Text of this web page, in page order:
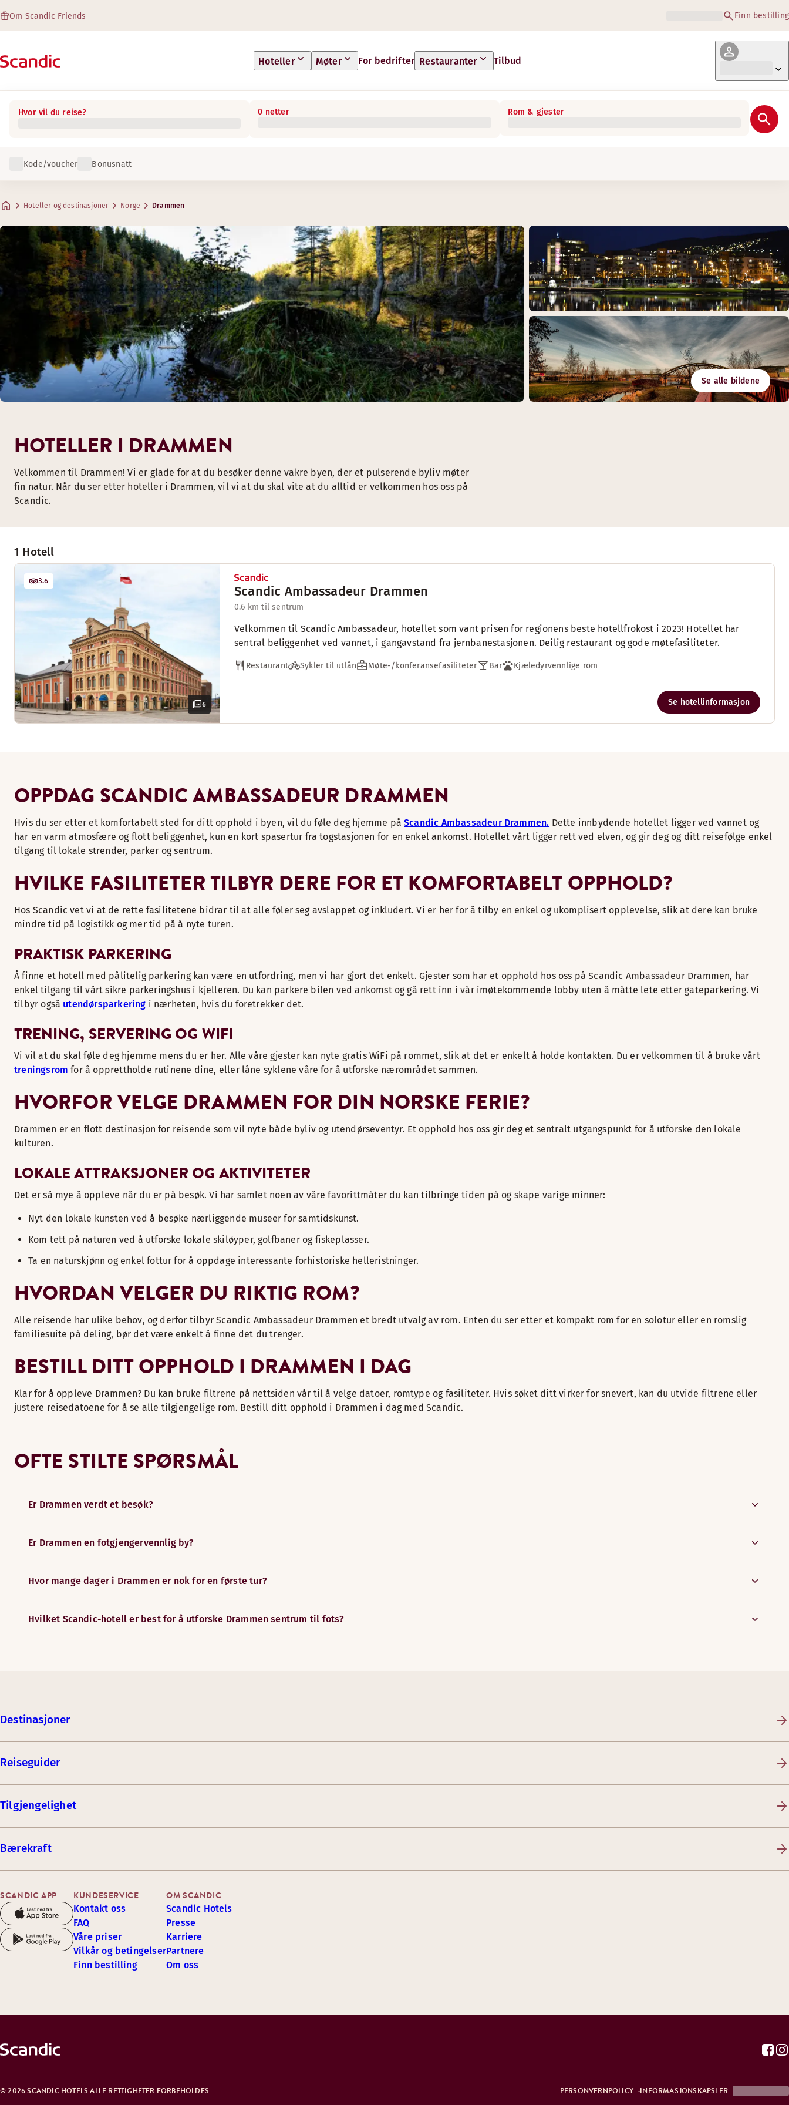
Om Scandic Friends Finn bestilling
Hoteller Møter For bedrifter Restauranter Tilbud
Hvor vil du reise? 0 netter Rom & gjester
Kode/voucher Bonusnatt
Hoteller og destinasjoner Norge Drammen
Se alle bildene
1 Hotell
6
3.6
Scandic Ambassadeur Drammen
0.6 km til sentrum
Velkommen til Scandic Ambassadeur, hotellet som vant prisen for regionens beste hotellfrokost i 2023! Hotellet har
sentral beliggenhet ved vannet, i gangavstand fra jernbanestasjonen. Deilig restaurant og gode møtefasiliteter.
Restaurant Sykler til utlån Møte-/konferansefasiliteter Bar Kjæledyrvennlige rom
Se hotellinformasjon
OPPDAG SCANDIC AMBASSADEUR DRAMMEN
Hvis du ser etter et komfortabelt sted for ditt opphold i byen, vil du føle deg hjemme påScandic Ambassadeur Drammen. Dette innbydende hotellet ligger ved vannet og
har en varm atmosfære og flott beliggenhet, kun en kort spasertur fra togstasjonen for en enkel ankomst. Hotellet vårt ligger rett ved elven, og gir deg og ditt reisefølge enkel
tilgang til lokale strender, parker og sentrum.
HVILKE FASILITETER TILBYR DERE FOR ET KOMFORTABELT OPPHOLD?
Hos Scandic vet vi at de rette fasilitetene bidrar til at alle føler seg avslappet og inkludert. Vi er her for å tilby en enkel og ukomplisert opplevelse, slik at dere kan bruke
mindre tid på logistikk og mer tid på å nyte turen.
PRAKTISK PARKERING
Å finne et hotell med pålitelig parkering kan være en utfordring, men vi har gjort det enkelt. Gjester som har et opphold hos oss på Scandic Ambassadeur Drammen, har
enkel tilgang til vårt sikre parkeringshus i kjelleren. Du kan parkere bilen ved ankomst og gå rett inn i vår imøtekommende lobby uten å måtte lete etter gateparkering. Vi
tilbyr også utendørsparkering i nærheten, hvis du foretrekker det.
TRENING, SERVERING OG WIFI
Vi vil at du skal føle deg hjemme mens du er her. Alle våre gjester kan nyte gratis WiFi på rommet, slik at det er enkelt å holde kontakten. Du er velkommen til å bruke vårt
treningsrom for å opprettholde rutinene dine, eller låne syklene våre for å utforske nærområdet sammen.
HVORFOR VELGE DRAMMEN FOR DIN NORSKE FERIE?
Drammen er en flott destinasjon for reisende som vil nyte både byliv og utendørseventyr. Et opphold hos oss gir deg et sentralt utgangspunkt for å utforske den lokale
kulturen.
LOKALE ATTRAKSJONER OG AKTIVITETER
Det er så mye å oppleve når du er på besøk. Vi har samlet noen av våre favorittmåter du kan tilbringe tiden på og skape varige minner:
Nyt den lokale kunsten ved å besøke nærliggende museer for samtidskunst.
Kom tett på naturen ved å utforske lokale skiløyper, golfbaner og fiskeplasser.
Ta en naturskjønn og enkel fottur for å oppdage interessante forhistoriske helleristninger.
HVORDAN VELGER DU RIKTIG ROM?
Alle reisende har ulike behov, og derfor tilbyr Scandic Ambassadeur Drammen et bredt utvalg av rom. Enten du ser etter et kompakt rom for en solotur eller en romslig
familiesuite på deling, bør det være enkelt å finne det du trenger.
BESTILL DITT OPPHOLD I DRAMMEN I DAG
Klar for å oppleve Drammen? Du kan bruke filtrene på nettsiden vår til å velge datoer, romtype og fasiliteter. Hvis søket ditt virker for snevert, kan du utvide filtrene eller
justere reisedatoene for å se alle tilgjengelige rom. Bestill ditt opphold i Drammen i dag med Scandic.
OFTE STILTE SPØRSMÅL
Er Drammen verdt et besøk?
Er Drammen en fotgjengervennlig by?
Hvor mange dager i Drammen er nok for en første tur?
Hvilket Scandic-hotell er best for å utforske Drammen sentrum til fots?
HOTELLER I DRAMMEN
Velkommen til Drammen! Vi er glade for at du besøker denne vakre byen, der et pulserende byliv møter
fin natur. Når du ser etter hoteller i Drammen, vil vi at du skal vite at du alltid er velkommen hos oss på
Scandic.
Destinasjoner
Reiseguider
Tilgjengelighet
Bærekraft
SCANDIC APP KUNDESERVICE
Kontakt oss
FAQ
Våre priser
Vilkår og betingelser
Finn bestilling
OM SCANDIC
Scandic Hotels
Presse
Karriere
Partnere
Om oss
© 2026 SCANDIC HOTELS ALLE RETTIGHETER FORBEHOLDES PERSONVERNPOLICY INFORMASJONSKAPSLER